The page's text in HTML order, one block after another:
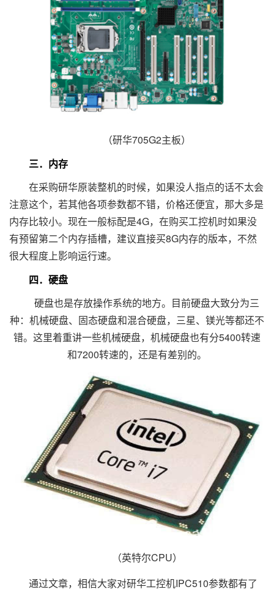
（研华705G2主板）
三．内存
在采购研华原装整机的时候，如果没人指点的话不太会
注意这个，若其他各项参数都不错，价格还便宜，那大多是
内存比较小。现在一般标配是4G，在购买工控机时如果没
有预留第二个内存插槽，建议直接买8G内存的版本，不然
很大程度上影响运行速。
四．硬盘
硬盘也是存放操作系统的地方。目前硬盘大致分为三
种：机械硬盘、固态硬盘和混合硬盘，三星、镁光等都还不
错。这里着重讲一些机械硬盘，机械硬盘也有分5400转速
和7200转速的，还是有差别的。
（英特尔CPU）
通过文章，相信大家对研华工控机IPC510参数都有了